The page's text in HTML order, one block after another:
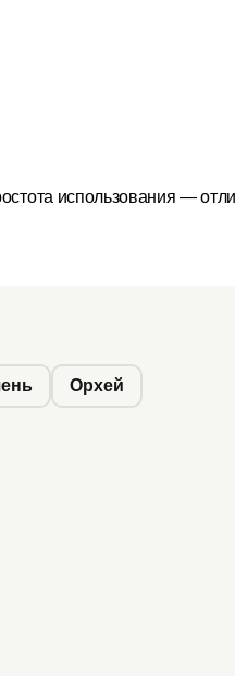
использования —
Орхей